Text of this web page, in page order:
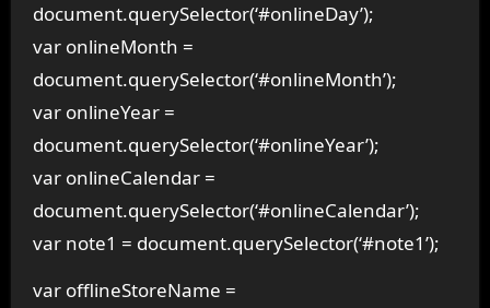
document.querySelector(‘#onlineDay’);
var onlineMonth =
document.querySelector(‘#onlineMonth’);
var onlineYear =
document.querySelector(‘#onlineYear’);
var onlineCalendar =
document.querySelector(‘#onlineCalendar’);
var note1 = document.querySelector(‘#note1’);
var offlineStoreName =